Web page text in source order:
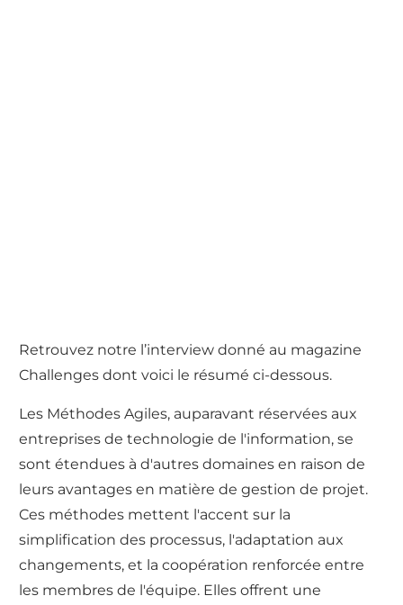
Retrouvez notre l’interview donné au magazine
Challenges dont voici le résumé ci-dessous.
Les Méthodes Agiles, auparavant réservées aux
entreprises de technologie de l'information, se
sont étendues à d'autres domaines en raison de
leurs avantages en matière de gestion de projet.
Ces méthodes mettent l'accent sur la
simplification des processus, l'adaptation aux
changements, et la coopération renforcée entre
les membres de l'équipe. Elles offrent une